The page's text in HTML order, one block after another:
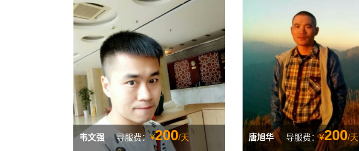
韦文强 导服费： ¥200/天
唐旭华 导服费：¥200/天